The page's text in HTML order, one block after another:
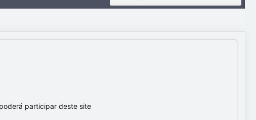
participar deste site